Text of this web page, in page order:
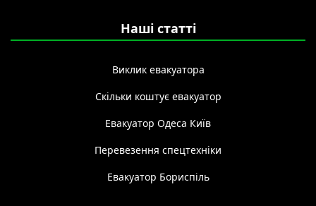
Наші статті
Виклик евакуатора
Скільки коштує евакуатор
Евакуатор Одеса Київ
Перевезення спецтехніки
Евакуатор Бориспіль